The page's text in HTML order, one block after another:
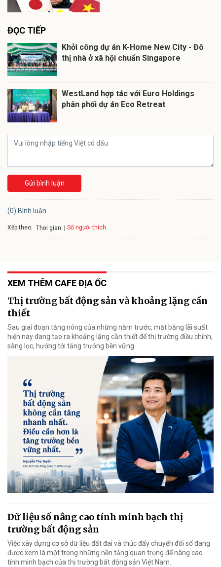
ĐỌC TIẾP
Khởi công dự án K-Home New City - Đô
thị nhà ở xã hội chuẩn Singapore
WestLand hợp tác với Euro Holdings
phân phối dự án Eco Retreat
Gửi bình luận
(0) Bình luận
Xếp theo: Thời gian Số người thích
XEM THÊM CAFE ĐỊA ỐC
Thị trường bất động sản và khoảng lặng cần
thiết
Sau giai đoạn tăng nóng của những năm trước, mặt bằng lãi suất
hiện nay đang tạo ra khoảng lặng cần thiết để thị trường điều chỉnh,
sàng lọc, hướng tới tăng trưởng bền vững.
Dữ liệu số nâng cao tính minh bạch thị
trường bất động sản
Việc xây dựng cơ sở dữ liệu đất đai và thúc đẩy chuyển đổi số đang
được xem là một trong những nền tảng quan trọng để nâng cao
tính minh bạch của thị trường bất động sản Việt Nam.